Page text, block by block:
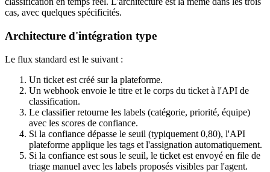
cas, avec quelques spécificités.
Architecture d'intégration type
Le flux standard est le suivant :
Un ticket est créé sur la plateforme.
Un webhook envoie le titre et le corps du ticket à l'API de
classification.
Le classifier retourne les labels (catégorie, priorité, équipe)
avec les scores de confiance.
Si la confiance dépasse le seuil (typiquement 0,80), l'API
plateforme applique les tags et l'assignation automatiquement.
Si la confiance est sous le seuil, le ticket est envoyé en file de
triage manuel avec les labels proposés visibles par l'agent.